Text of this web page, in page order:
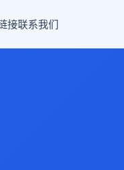
接联系我们